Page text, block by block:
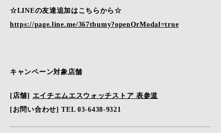
☆LINEの友達追加はこちらから☆
https://page.line.me/367tbumy?openQrModal=true
キャンペーン対象店舗
[店舗] エイチエムエスウォッチストア 表参道
[お問い合わせ] TEL 03-6438-9321